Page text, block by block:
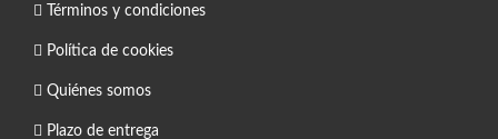
Términos y condiciones
Política de cookies
Quiénes somos
Plazo de entrega